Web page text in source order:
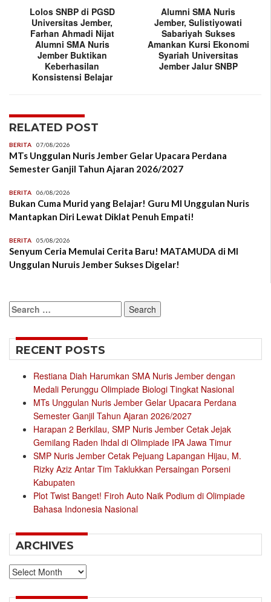
Lolos SNBP di PGSD
Universitas Jember,
Farhan Ahmadi Nijat
Alumni SMA Nuris
Jember Buktikan
Keberhasilan
Konsistensi Belajar
Alumni SMA Nuris
Jember, Sulistiyowati
Sabariyah Sukses
Amankan Kursi Ekonomi
Syariah Universitas
Jember Jalur SNBP
RELATED POST
BERITA 07/08/2026
MTs Unggulan Nuris Jember Gelar Upacara Perdana
Semester Ganjil Tahun Ajaran 2026/2027
BERITA 06/08/2026
Bukan Cuma Murid yang Belajar! Guru MI Unggulan Nuris
Mantapkan Diri Lewat Diklat Penuh Empati!
BERITA 05/08/2026
Senyum Ceria Memulai Cerita Baru! MATAMUDA di MI
Unggulan Nuruis Jember Sukses Digelar!
Search
for:
RECENT POSTS
Restiana Diah Harumkan SMA Nuris Jember dengan
Medali Perunggu Olimpiade Biologi Tingkat Nasional
MTs Unggulan Nuris Jember Gelar Upacara Perdana
Semester Ganjil Tahun Ajaran 2026/2027
Harapan 2 Berkilau, SMP Nuris Jember Cetak Jejak
Gemilang Raden Ihdal di Olimpiade IPA Jawa Timur
SMP Nuris Jember Cetak Pejuang Lapangan Hijau, M.
Rizky Aziz Antar Tim Taklukkan Persaingan Porseni
Kabupaten
Plot Twist Banget! Firoh Auto Naik Podium di Olimpiade
Bahasa Indonesia Nasional
ARCHIVES
Archives